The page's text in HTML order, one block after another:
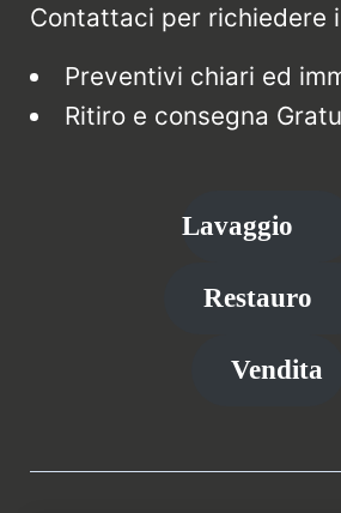
Contattaci per richiedere
Preventivi chiari ed
Ritiro e consegna
Lavaggio
Restauro
Vendita